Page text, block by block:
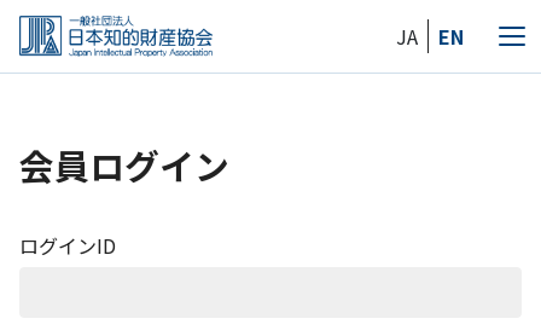
Skip
the
JA EN
メ
会員ログイン
ログインID